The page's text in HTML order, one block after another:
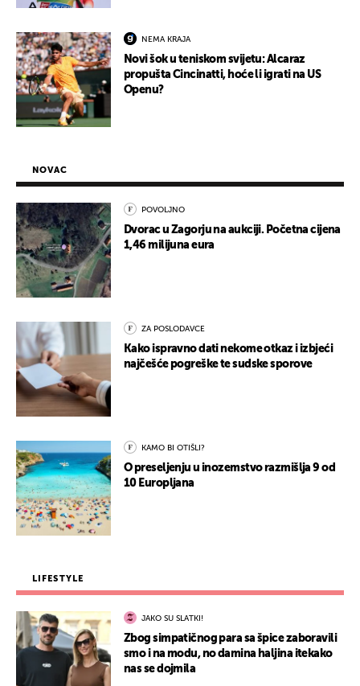
NEMA KRAJA
Novi šok u teniskom svijetu: Alcaraz
propušta Cincinatti, hoće li igrati na US
Openu?
NOVAC
POVOLJNO
Dvorac u Zagorju na aukciji. Početna cijena
1,46 milijuna eura
ZA POSLODAVCE
Kako ispravno dati nekome otkaz i izbjeći
najčešće pogreške te sudske sporove
KAMO BI OTIŠLI?
O preseljenju u inozemstvo razmišlja 9 od
10 Europljana
LIFESTYLE
JAKO SU SLATKI!
Zbog simpatičnog para sa špice zaboravili
smo i na modu, no damina haljina itekako
nas se dojmila